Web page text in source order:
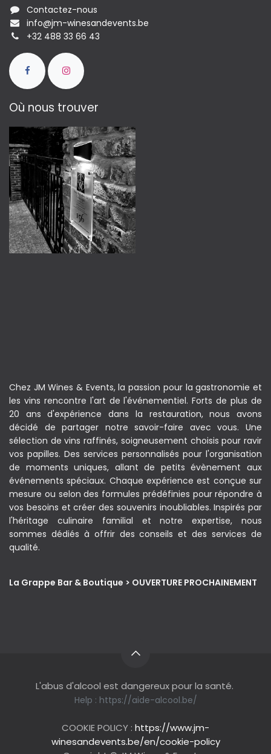
Contactez-nous
info@jm-winesandevents.be
+32 488 33 66 43
Où nous trouver
Chez JM Wines & Events, la passion pour la gastronomie et
les vins rencontre l'art de l'événementiel. Forts de plus de
20 ans d'expérience dans la restauration, nous avons
décidé de partager notre savoir-faire avec vous. Une
sélection de vins raffinés, soigneusement choisis pour ravir
vos papilles. Des services personnalisés pour l'organisation
de moments uniques, allant de petits évènement aux
événements spéciaux. Chaque expérience est conçue sur
mesure ou selon des formules prédéfinies pour répondre à
vos besoins et créer des souvenirs inoubliables. Inspirés par
l'héritage culinaire familial et notre expertise, nous
sommes dédiés à offrir des conseils et des services de
qualité.
La Grappe Bar & Boutique > OUVERTURE PROCHAINEMENT
L'abus d'alcool est dangereux pour la santé.
Help : https://aide-alcool.be/
COOKIE POLICY : https://www.jm-
winesandevents.be/en/cookie-policy